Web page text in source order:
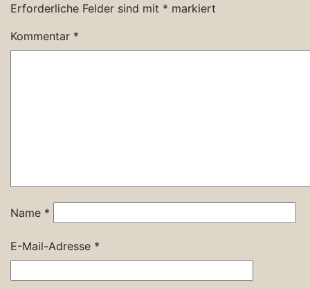
Erforderliche Felder sind mit * markiert
Kommentar *
Name *
E-Mail-Adresse *